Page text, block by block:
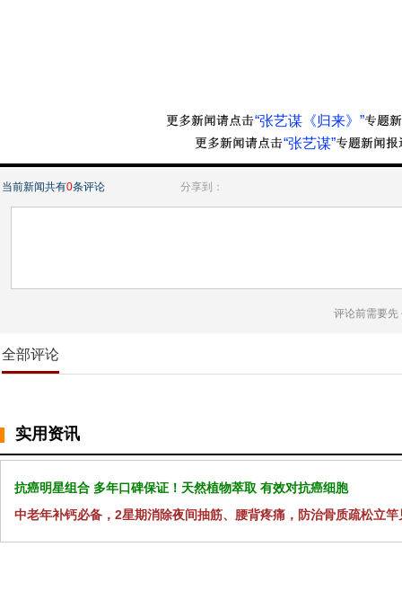
“张艺谋《归来》”
“张艺谋”
当前新闻共有0条评论 分享到：
评论前需要先
全部评论
实用资讯
抗癌明星组合 多年口碑保证！天然植物萃取 有效对抗癌细胞
中老年补钙必备，2星期消除夜间抽筋、腰背疼痛，防治骨质疏松立竿